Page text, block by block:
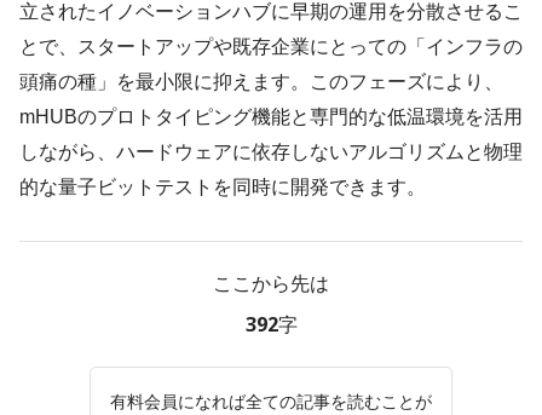
立されたイノベーションハブに早期の運用を分散させるこ
とで、スタートアップや既存企業にとっての「インフラの
頭痛の種」を最小限に抑えます。このフェーズにより、
mHUBのプロトタイピング機能と専門的な低温環境を活用
しながら、ハードウェアに依存しないアルゴリズムと物理
的な量子ビットテストを同時に開発できます。
ここから先は
392字
有料会員になれば全ての記事を読むことが